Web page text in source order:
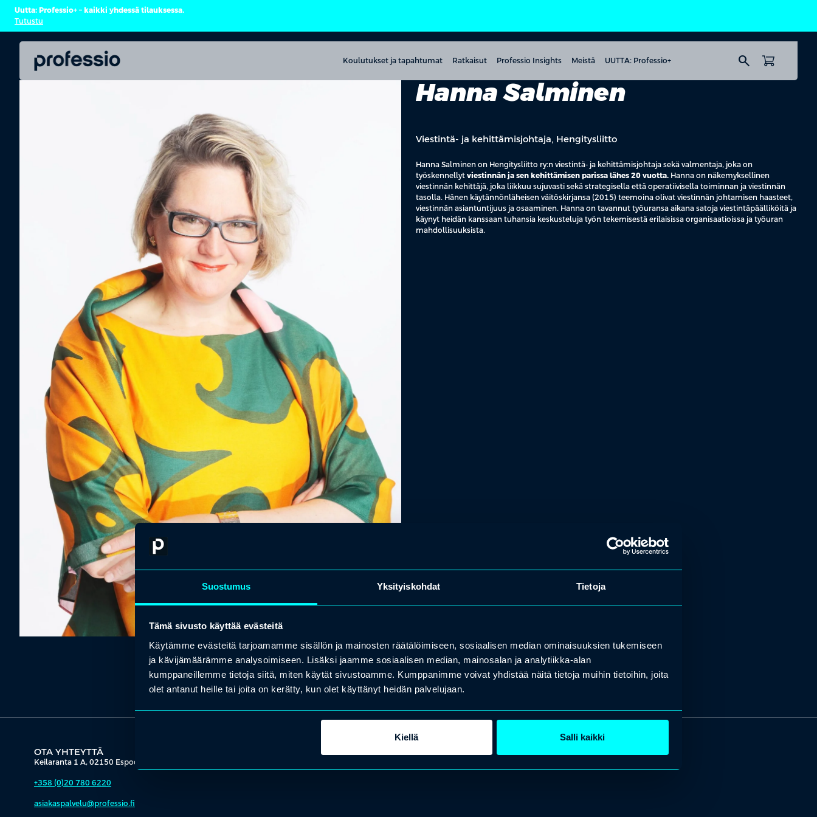
Suostumus Yksityiskohdat Tietoja
Tämä sivusto käyttää evästeitä
Käytämme evästeitä tarjoamamme sisällön ja mainosten räätälöimiseen, sosiaalisen median ominaisuuksien tukemiseen
ja kävijämäärämme analysoimiseen. Lisäksi jaamme sosiaalisen median, mainosalan ja analytiikka-alan
kumppaneillemme tietoja siitä, miten käytät sivustoamme. Kumppanimme voivat yhdistää näitä tietoja muihin tietoihin, joita
olet antanut heille tai joita on kerätty, kun olet käyttänyt heidän palvelujaan.
Kiellä Salli kaikki
Uutta: Professio+ – kaikki yhdessä tilauksessa.
Tutustu
Koulutukset ja tapahtumat Ratkaisut Professio Insights Meistä UUTTA: Professio+ search
Hanna Salminen
Viestintä- ja kehittämisjohtaja, Hengitysliitto
Hanna Salminen on Hengitysliitto ry:n viestintä- ja kehittämisjohtaja sekä valmentaja, joka on
työskennellyt viestinnän ja sen kehittämisen parissa lähes 20 vuotta. Hanna on näkemyksellinen
viestinnän kehittäjä, joka liikkuu sujuvasti sekä strategisella että operatiivisella toiminnan ja viestinnän
tasolla. Hänen käytännönläheisen väitöskirjansa (2015) teemoina olivat viestinnän johtamisen haasteet,
viestinnän asiantuntijuus ja osaaminen. Hanna on tavannut työuransa aikana satoja viestintäpäälliköitä ja
käynyt heidän kanssaan tuhansia keskusteluja työn tekemisestä erilaisissa organisaatioissa ja työuran
mahdollisuuksista.
OTA YHTEYTTÄ
Keilaranta 1 A, 02150 Espoo
+358 (0)20 780 6220
asiakaspalvelu@professio.fi